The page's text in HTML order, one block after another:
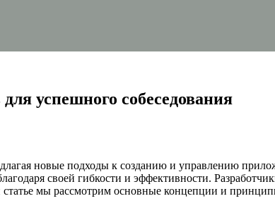
успешного собеседования
новые подходы к созданию и управлению
своей гибкости и эффективности.
мы рассмотрим основные концепции и